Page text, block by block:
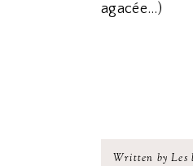
agacée...)
Written by Les